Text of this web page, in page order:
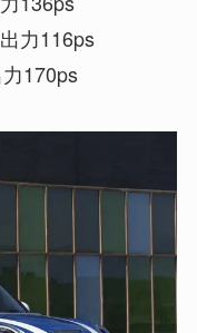
力116ps
170ps